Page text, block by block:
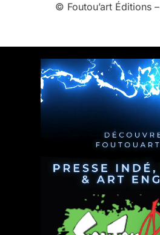
© Foutou’art Éditions –